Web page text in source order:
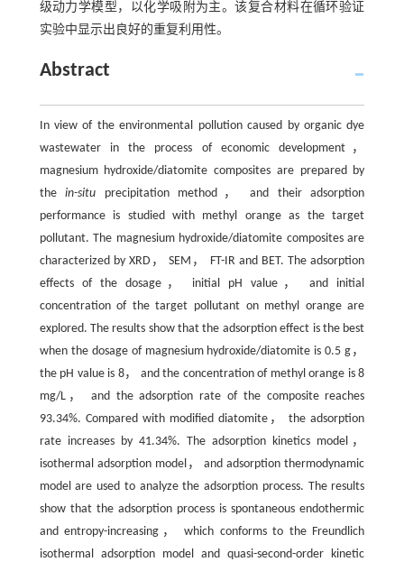
级动力学模型，以化学吸附为主。该复合材料在循环验证
实验中显示出良好的重复利用性。
Abstract
In view of the environmental pollution caused by organic dye
wastewater in the process of economic development，
magnesium hydroxide/diatomite composites are prepared by
thein-situ precipitation method， and their adsorption
performance is studied with methyl orange as the target
pollutant. The magnesium hydroxide/diatomite composites are
characterized by XRD， SEM， FT-IR and BET. The adsorption
effects of the dosage， initial pH value， and initial
concentration of the target pollutant on methyl orange are
explored. The results show that the adsorption effect is the best
when the dosage of magnesium hydroxide/diatomite is 0.5 g，
the pH value is 8， and the concentration of methyl orange is 8
mg/L， and the adsorption rate of the composite reaches
93.34%. Compared with modified diatomite， the adsorption
rate increases by 41.34%. The adsorption kinetics model，
isothermal adsorption model， and adsorption thermodynamic
model are used to analyze the adsorption process. The results
show that the adsorption process is spontaneous endothermic
and entropy-increasing， which conforms to the Freundlich
isothermal adsorption model and quasi-second-order kinetic